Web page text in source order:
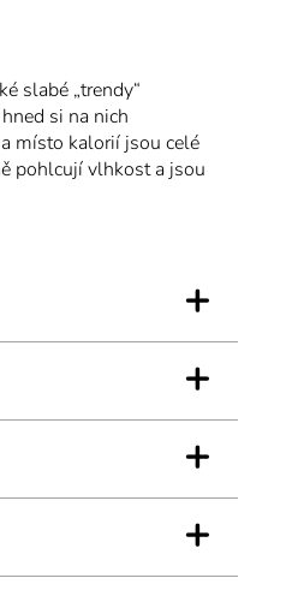
slabé „trendy“
si na nich
místo kalorií jsou celé
pohlcují vlhkost a jsou
jejich jedinečnému
+
+
+
+